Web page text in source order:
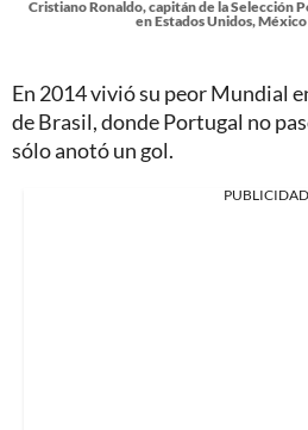
Cristiano Ronaldo, capitán de la Selección
en Estados Unidos,
En 2014 vivió su peor Mundial
de Brasil, donde Portugal no
sólo anotó un gol.
PUBLICIDAD